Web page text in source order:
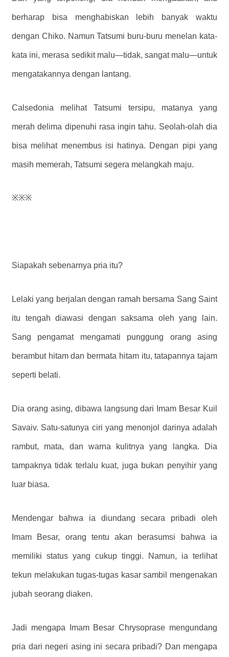
berharap bisa menghabiskan lebih banyak waktu
dengan Chiko. Namun Tatsumi buru-buru menelan kata-
kata ini, merasa sedikit malu—tidak, sangat malu—untuk
mengatakannya dengan lantang.
Calsedonia melihat Tatsumi tersipu, matanya yang
merah delima dipenuhi rasa ingin tahu. Seolah-olah dia
bisa melihat menembus isi hatinya. Dengan pipi yang
masih memerah, Tatsumi segera melangkah maju.
※※※
Siapakah sebenarnya pria itu?
Lelaki yang berjalan dengan ramah bersama Sang Saint
itu tengah diawasi dengan saksama oleh yang lain.
Sang pengamat mengamati punggung orang asing
berambut hitam dan bermata hitam itu, tatapannya tajam
seperti belati.
Dia orang asing, dibawa langsung dari Imam Besar Kuil
Savaiv. Satu-satunya ciri yang menonjol darinya adalah
rambut, mata, dan warna kulitnya yang langka. Dia
tampaknya tidak terlalu kuat, juga bukan penyihir yang
luar biasa.
Mendengar bahwa ia diundang secara pribadi oleh
Imam Besar, orang tentu akan berasumsi bahwa ia
memiliki status yang cukup tinggi. Namun, ia terlihat
tekun melakukan tugas-tugas kasar sambil mengenakan
jubah seorang diaken.
Jadi mengapa Imam Besar Chrysoprase mengundang
pria dari negeri asing ini secara pribadi? Dan mengapa